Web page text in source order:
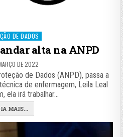
DE DADOS
alta na ANPD
DE 2022
de Dados (ANPD), passa a
de enfermagem, Leila Leal
ela irá trabalhar…
MAIS...